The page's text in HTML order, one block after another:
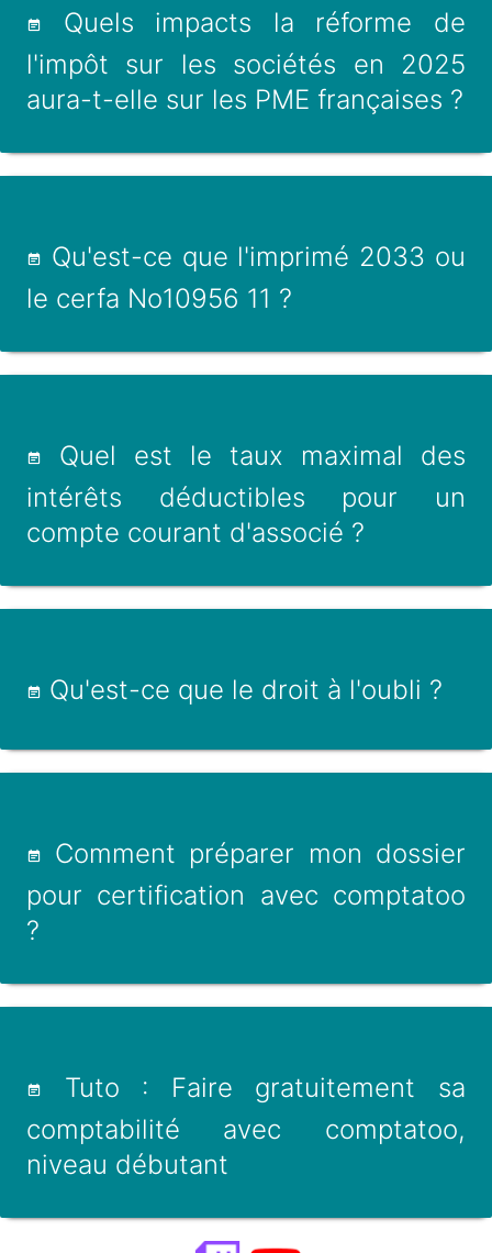
Quels impacts la réforme de
l'impôt sur les sociétés en 2025
aura-t-elle sur les PME françaises ?
Qu'est-ce que l'imprimé 2033 ou
le cerfa No10956 11 ?
Quel est le taux maximal des
intérêts déductibles pour un
compte courant d'associé ?
Qu'est-ce que le droit à l'oubli ?
Comment préparer mon dossier
pour certification avec comptatoo
?
Tuto : Faire gratuitement sa
comptabilité avec comptatoo,
niveau débutant